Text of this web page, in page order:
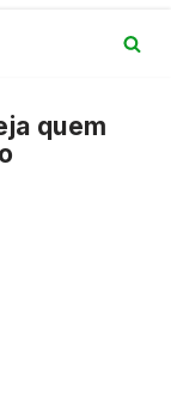
quem